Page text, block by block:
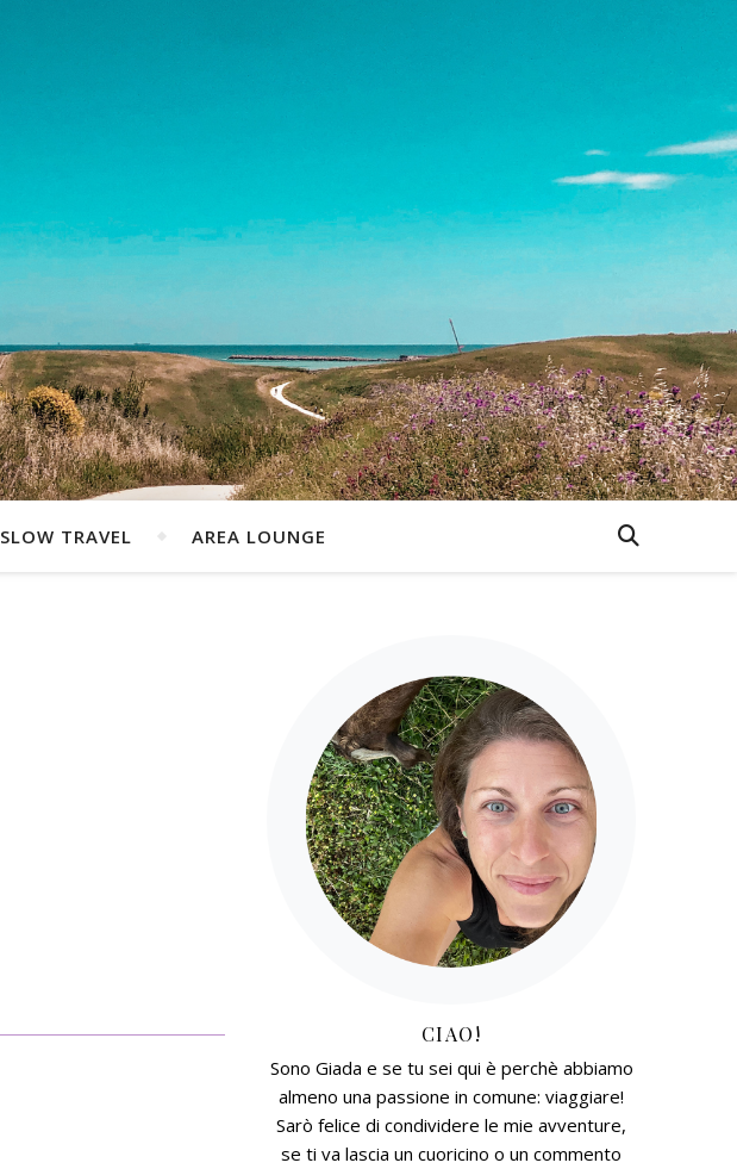
SLOW TRAVEL AREA LOUNGE
CIAO!
Sono Giada e se tu sei qui è perchè abbiamo
almeno una passione in comune: viaggiare!
Sarò felice di condividere le mie avventure,
se ti va lascia un cuoricino o un commento